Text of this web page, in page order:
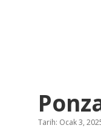
Tarih: Ocak 3,